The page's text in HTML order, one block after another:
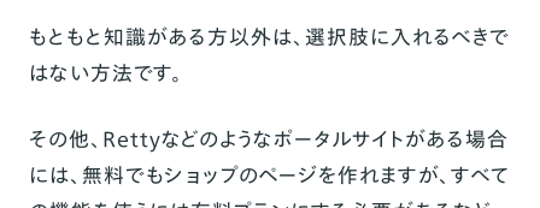
無料でホームページを作る手順を比較
（WordPressとBASE）
もともと知識がある方以外は、選択肢に入れるべきで
はない方法です。
その他、Rettyなどのようなポータルサイトがある場合
には、無料でもショップのページを作れますが、すべて